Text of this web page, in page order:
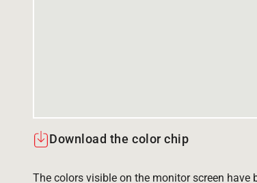
Download the color chip
The colors visible on the monitor screen have